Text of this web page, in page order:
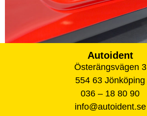
Autoident
Österängsvägen 3
554 63 Jönköping
036 – 18 80 90
info@autoident.se